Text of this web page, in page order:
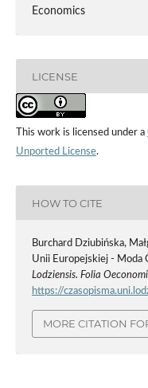
Economics
LICENSE
This work is licensed under a
Unported License.
HOW TO CITE
Burchard Dziubińska,
Unii Europejskiej - Moda
Lodziensis. Folia
https://
MORE CITATION